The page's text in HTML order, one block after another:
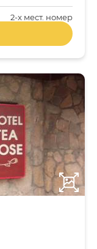
2-x мест. номер